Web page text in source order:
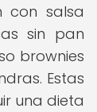
con salsa
sin pan
brownies
Estas
una dieta